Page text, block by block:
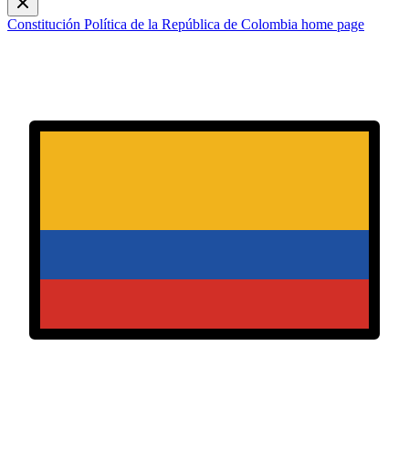
Constitución Política de la República de Colombia home page